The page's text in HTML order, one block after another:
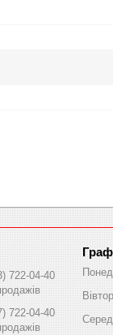
722-04-40
722-04-40